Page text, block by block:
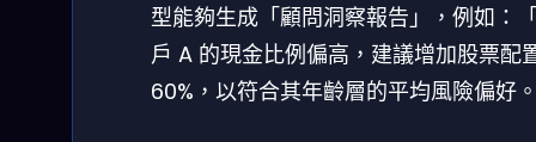
型能夠生成「顧問洞察報告」，例如：
戶 A 的現金比例偏高，建議增加股票配
60%，以符合其年齡層的平均風險偏好